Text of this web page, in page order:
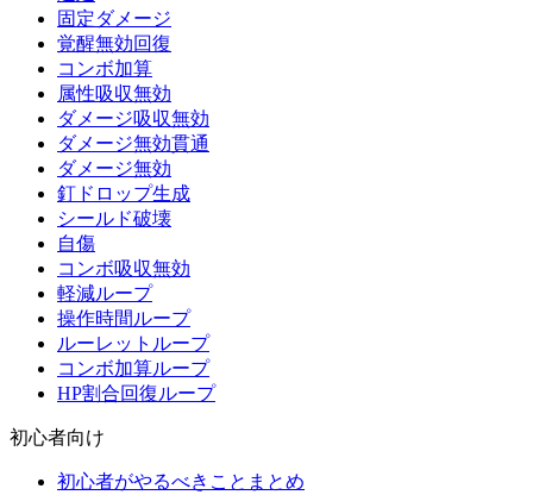
固定ダメージ
覚醒無効回復
コンボ加算
属性吸収無効
ダメージ吸収無効
ダメージ無効貫通
ダメージ無効
釘ドロップ生成
シールド破壊
自傷
コンボ吸収無効
軽減ループ
操作時間ループ
ルーレットループ
コンボ加算ループ
HP割合回復ループ
初心者向け
初心者がやるべきことまとめ